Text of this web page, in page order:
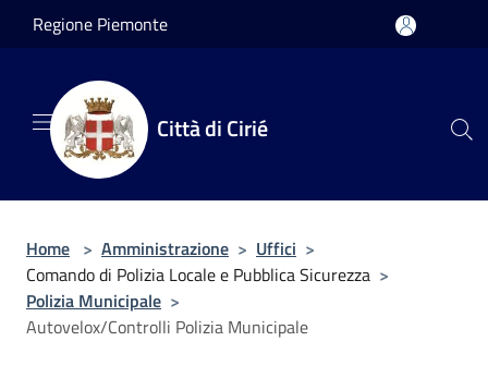
Salta al contenuto principale
Regione Piemonte
Città di Cirié
Home > Amministrazione > Uffici >
Comando di Polizia Locale e Pubblica Sicurezza >
Polizia Municipale >
Autovelox/Controlli Polizia Municipale